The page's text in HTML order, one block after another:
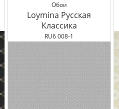
Обои
Loymina Русская
Классика
RU6 008-1